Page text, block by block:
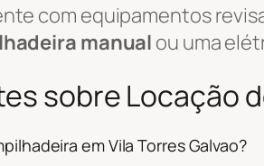
com equipamentos
manual ou uma
sobre Locação
em Vila Torres Galvao?